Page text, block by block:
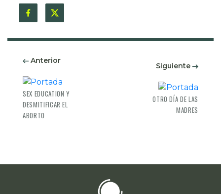
Anterior
SEX EDUCATION Y
DESMITIFICAR EL
ABORTO
Siguiente
OTRO DÍA DE LAS
MADRES